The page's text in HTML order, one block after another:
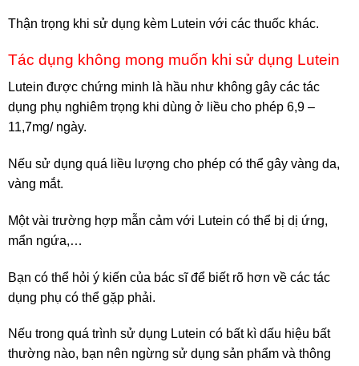
Thận trọng khi sử dụng kèm Lutein với các thuốc khác.
Tác dụng không mong muốn khi sử dụng Lutein
Lutein được chứng minh là hầu như không gây các tác
dụng phụ nghiêm trọng khi dùng ở liều cho phép 6,9 –
11,7mg/ ngày.
Nếu sử dụng quá liều lượng cho phép có thể gây vàng da,
vàng mắt.
Một vài trường hợp mẫn cảm với Lutein có thể bị dị ứng,
mẩn ngứa,…
Bạn có thể hỏi ý kiến của bác sĩ để biết rõ hơn về các tác
dụng phụ có thể gặp phải.
Nếu trong quá trình sử dụng Lutein có bất kì dấu hiệu bất
thường nào, bạn nên ngừng sử dụng sản phẩm và thông